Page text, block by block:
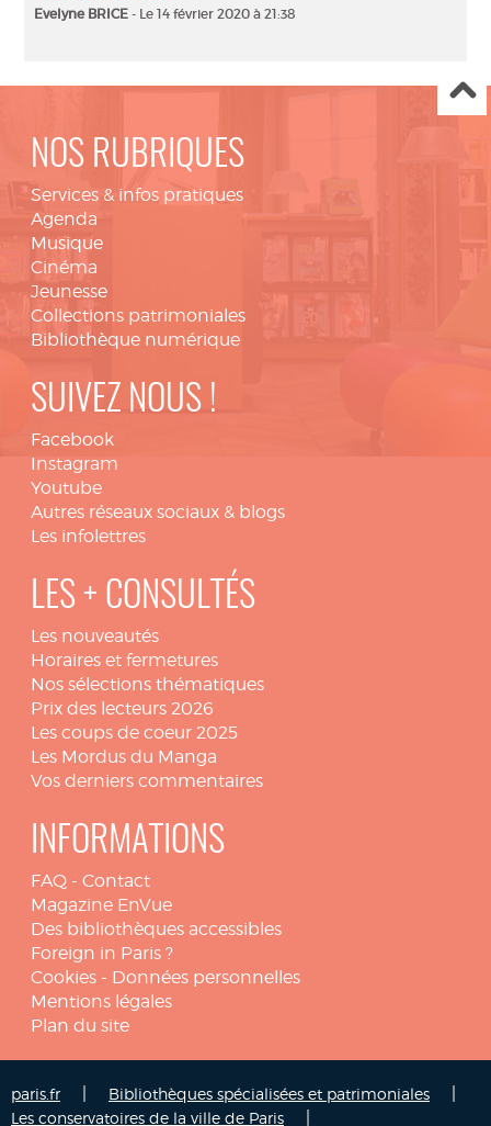
Evelyne BRICE - Le 14 février 2020 à 21:38
NOS RUBRIQUES
Services & infos pratiques
Agenda
Musique
Cinéma
Jeunesse
Collections patrimoniales
Bibliothèque numérique
SUIVEZ NOUS !
Facebook
Instagram
Youtube
Autres réseaux sociaux & blogs
Les infolettres
LES + CONSULTÉS
Les nouveautés
Horaires et fermetures
Nos sélections thématiques
Prix des lecteurs 2026
Les coups de coeur 2025
Les Mordus du Manga
Vos derniers commentaires
INFORMATIONS
FAQ - Contact
Magazine EnVue
Des bibliothèques accessibles
Foreign in Paris ?
Cookies - Données personnelles
Mentions légales
Plan du site
paris.fr Bibliothèques spécialisées et patrimoniales
Les conservatoires de la ville de Paris